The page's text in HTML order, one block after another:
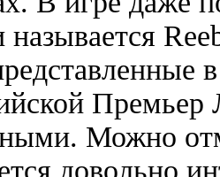
называется
Премьер
Можно
довольно